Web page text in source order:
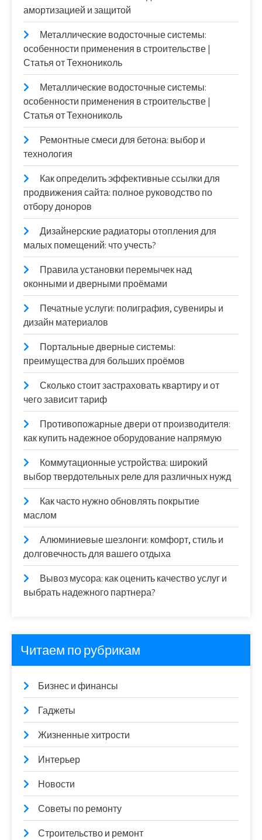
амортизацией и защитой
Металлические водосточные системы:
особенности применения в строительстве |
Статья от Технониколь
Металлические водосточные системы:
особенности применения в строительстве |
Статья от Технониколь
Ремонтные смеси для бетона: выбор и
технология
Как определить эффективные ссылки для
продвижения сайта: полное руководство по
отбору доноров
Дизайнерские радиаторы отопления для
малых помещений: что учесть?
Правила установки перемычек над
оконными и дверными проёмами
Печатные услуги: полиграфия, сувениры и
дизайн материалов
Портальные дверные системы:
преимущества для больших проёмов
Сколько стоит застраховать квартиру и от
чего зависит тариф
Противопожарные двери от производителя:
как купить надежное оборудование напрямую
Коммутационные устройства: широкий
выбор твердотельных реле для различных нужд
Как часто нужно обновлять покрытие
маслом
Алюминиевые шезлонги: комфорт, стиль и
долговечность для вашего отдыха
Вывоз мусора: как оценить качество услуг и
выбрать надежного партнера?
Читаем по рубрикам
Бизнес и финансы
Гаджеты
Жизненные хитрости
Интерьер
Новости
Советы по ремонту
Строительство и ремонт